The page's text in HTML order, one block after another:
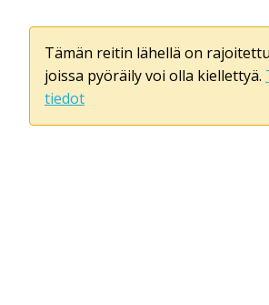
Tämän reitin lähellä on
joissa pyöräily voi olla kiellettyä.
tiedot